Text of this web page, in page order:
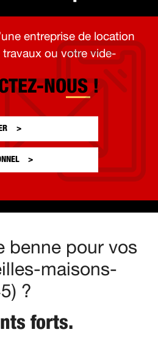
entreprise de location
ou votre vide-
NOUS !
benne pour vos
maisons-
?
forts.